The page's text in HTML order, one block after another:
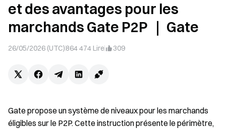
et des avantages pour les
marchands Gate P2P ｜ Gate
26/05/2026 (UTC)864 474 Lire 309
Gate propose un système de niveaux pour les marchands
éligibles sur le P2P. Cette instruction présente le périmètre,